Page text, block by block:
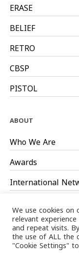
ERASE
BELIEF
RETRO
CBSP
PISTOL
ABOUT
Who We Are
Awards
International
We use cookies
relevant
and repeat visits.
the use of ALL the
"Cookie Settings"